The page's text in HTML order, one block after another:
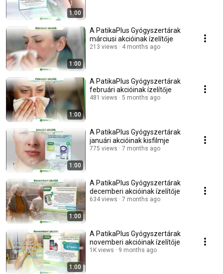
1:00
1:00
A PatikaPlus Gyógyszertárak
márciusi akcióinak ízelítője
213 views 4 months ago
1:00
A PatikaPlus Gyógyszertárak
februári akcióinak ízelítője
481 views 5 months ago
1:00
A PatikaPlus Gyógyszertárak
januári akcióinak kisfilmje
775 views 7 months ago
1:00
A PatikaPlus Gyógyszertárak
decemberi akcióinak ízelítője
634 views 7 months ago
1:00
A PatikaPlus Gyógyszertárak
novemberi akcióinak ízelítője
1K views 9 months ago